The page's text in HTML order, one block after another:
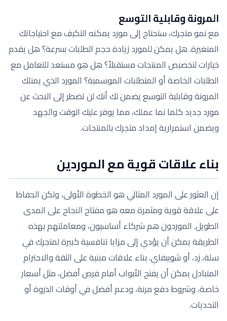
المرونة وقابلية التوسع
مع نمو متجرك، ستحتاج إلى مورد يمكنه التكيف مع احتياجاتك
المتغيرة. هل يمكن للمورد زيادة حجم الطلبات بسرعة؟ هل يقدم
خيارات لتخصيص المنتجات مستقبلاً؟ هل هو مستعد للتعامل مع
الطلبات الخاصة أو المتطلبات الموسمية؟ المورد الذي يمتلك
المرونة وقابلية التوسع يضمن لك أنك لن تضطر إلى البحث عن
مورد جديد كلما نما عملك، مما يوفر عليك الوقت والجهد
ويضمن استمرارية إمداد متجرك بالمنتجات.
بناء علاقات قوية مع الموردين
إن العثور على المورد المثالي هو الخطوة الأولى، ولكن الحفاظ
على علاقة قوية ومثمرة معه هو مفتاح النجاح على المدى
الطويل. الموردون هم شركاء أساسيون، ومعاملتهم بهذه
الطريقة يمكن أن يؤدي إلى مزايا تنافسية كبيرة لمتجرك في
سلة، زد، أو شوبيفاي. بناء علاقات مبنية على الثقة والاحترام
المتبادل يمكن أن يفتح الأبواب أمام فرص أفضل، مثل أسعار
خاصة، وشروط دفع مرنة، ودعم أفضل في أوقات الذروة أو
التحديات.